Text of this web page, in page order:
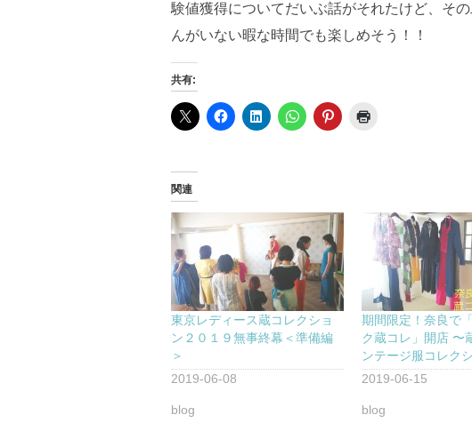
験値獲得についてだいぶ話がそれたけど、そ
んがいない暇な時間でも楽しめそう！！
共有:
関連
東京レディース蔵コレクショ
ン２０１９無事終幕＜準備編
＞
2019-06-08
blog
期間限定！奈良で
ク蔵コレ」開店 〜
ンテージ服コレク
2019-06-15
blog